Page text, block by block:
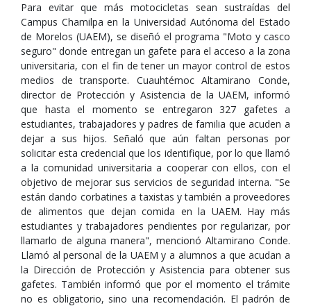
Para evitar que más motocicletas sean sustraídas del
Campus Chamilpa en la Universidad Autónoma del Estado
de Morelos (UAEM), se diseñó el programa "Moto y casco
seguro" donde entregan un gafete para el acceso a la zona
universitaria, con el fin de tener un mayor control de estos
medios de transporte. Cuauhtémoc Altamirano Conde,
director de Protección y Asistencia de la UAEM, informó
que hasta el momento se entregaron 327 gafetes a
estudiantes, trabajadores y padres de familia que acuden a
dejar a sus hijos. Señaló que aún faltan personas por
solicitar esta credencial que los identifique, por lo que llamó
a la comunidad universitaria a cooperar con ellos, con el
objetivo de mejorar sus servicios de seguridad interna. "Se
están dando corbatines a taxistas y también a proveedores
de alimentos que dejan comida en la UAEM. Hay más
estudiantes y trabajadores pendientes por regularizar, por
llamarlo de alguna manera", mencionó Altamirano Conde.
Llamó al personal de la UAEM y a alumnos a que acudan a
la Dirección de Protección y Asistencia para obtener sus
gafetes. También informó que por el momento el trámite
no es obligatorio, sino una recomendación. El padrón de